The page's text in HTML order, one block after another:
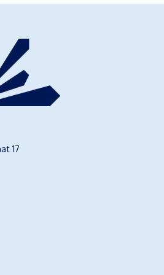
17